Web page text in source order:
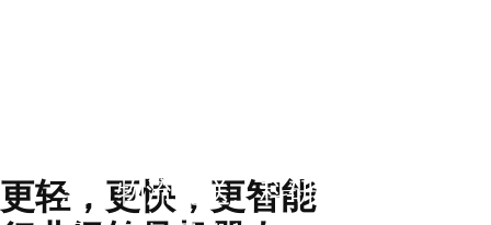
急、物流配送、科研探索等场
更轻，更快，更智能